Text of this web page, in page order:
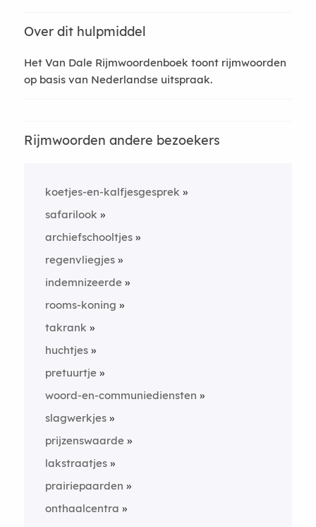
Over dit hulpmiddel
Het Van Dale Rijmwoordenboek toont rijmwoorden
op basis van Nederlandse uitspraak.
Rijmwoorden andere bezoekers
koetjes-en-kalfjesgesprek
safarilook
archiefschooltjes
regenvliegjes
indemnizeerde
rooms-koning
takrank
huchtjes
pretuurtje
woord-en-communiediensten
slagwerkjes
prijzenswaarde
lakstraatjes
prairiepaarden
onthaalcentra